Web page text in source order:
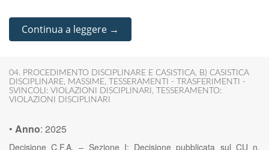
Continua a leggere →
04. PROCEDIMENTO DISCIPLINARE E CASISTICA, B) CASISTICA
DISCIPLINARE, MASSIME,
TESSERAMENTI - TRASFERIMENTI -
SVINCOLI: VIOLAZIONI DISCIPLINARI ,
TESSERAMENTO:
VIOLAZIONI DISCIPLINARI
• Anno: 2025
Decisione C.F.A. – Sezione I: Decisione pubblicata sul CU n.